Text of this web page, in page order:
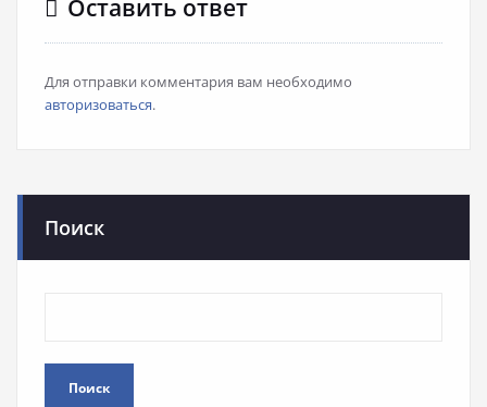
Оставить ответ
Для отправки комментария вам необходимо
авторизоваться.
Поиск
Поиск